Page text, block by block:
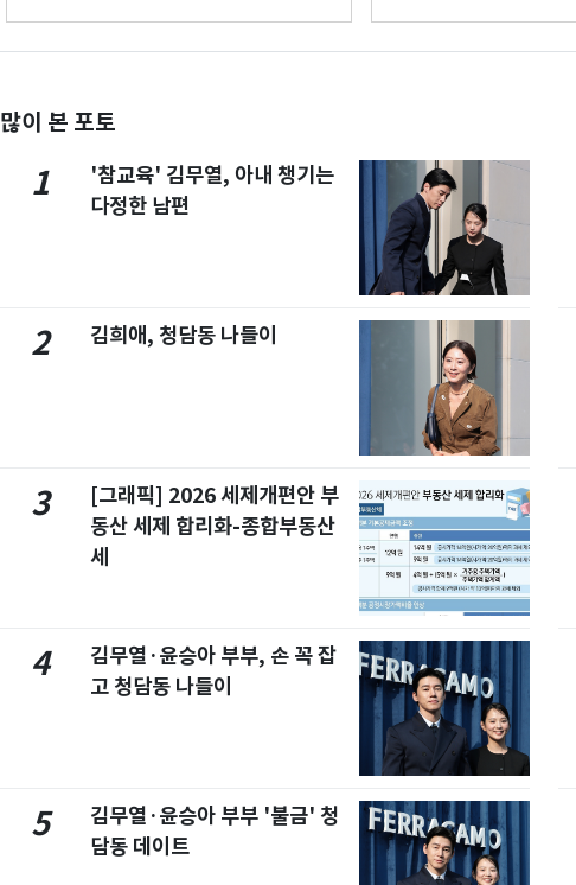
많이 본 포토
1
'참교육' 김무열, 아내 챙기는
다정한 남편
2 김희애, 청담동 나들이
3
[그래픽] 2026 세제개편안 부
동산 세제 합리화-종합부동산
세
4
김무열·윤승아 부부, 손 꼭 잡
고 청담동 나들이
5
김무열·윤승아 부부 '불금' 청
담동 데이트